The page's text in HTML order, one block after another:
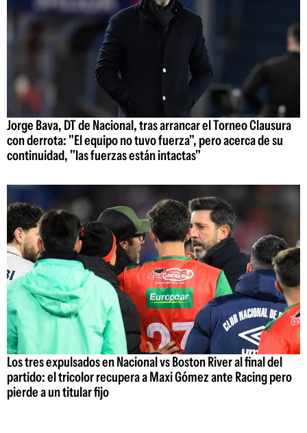
Jorge Bava, DT de Nacional, tras arrancar el Torneo Clausura
con derrota: "El equipo no tuvo fuerza", pero acerca de su
continuidad, "las fuerzas están intactas"
Los tres expulsados en Nacional vs Boston River al final del
partido: el tricolor recupera a Maxi Gómez ante Racing pero
pierde a un titular fijo